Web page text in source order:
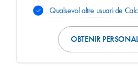
Qualsevol altre usuari de
OBTENIR